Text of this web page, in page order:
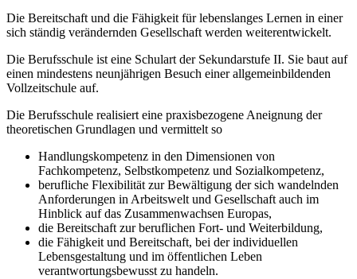
Die Bereitschaft und die Fähigkeit für lebenslanges Lernen in einer
sich ständig verändernden Gesellschaft werden weiterentwickelt.
Die Berufsschule ist eine Schulart der Sekundarstufe II. Sie baut auf
einen mindestens neunjährigen Besuch einer allgemeinbildenden
Vollzeitschule auf.
Die Berufsschule realisiert eine praxisbezogene Aneignung der
theoretischen Grundlagen und vermittelt so
Handlungskompetenz in den Dimensionen von
Fachkompetenz, Selbstkompetenz und Sozialkompetenz,
berufliche Flexibilität zur Bewältigung der sich wandelnden
Anforderungen in Arbeitswelt und Gesellschaft auch im
Hinblick auf das Zusammenwachsen Europas,
die Bereitschaft zur beruflichen Fort- und Weiterbildung,
die Fähigkeit und Bereitschaft, bei der individuellen
Lebensgestaltung und im öffentlichen Leben
verantwortungsbewusst zu handeln.